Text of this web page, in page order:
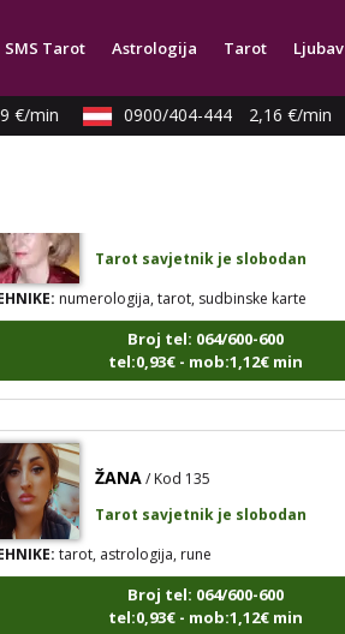
SMS Tarot Astrologija Tarot Ljubav
€/min 0900/404-444 2,16 €/min
tel:0,93€ - mob:1,12€ min
numerologija, tarot, sudbinske karte
Broj tel: 064/600-600
tel:0,93€ - mob:1,12€ min
ŽANA
tarot, astrologija, rune
Broj tel: 064/600-600
tel:0,93€ - mob:1,12€ min